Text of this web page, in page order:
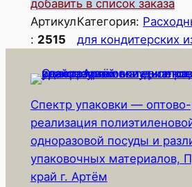
л
и
ч
е
с
т
в
о
т
о
добавить в список заказа
Артикул
: 2515
Категория:
для кондитерских
Спектр упаковки —
реализация
одноразовой посуды и
упаковочных материалов,
край г. Артём